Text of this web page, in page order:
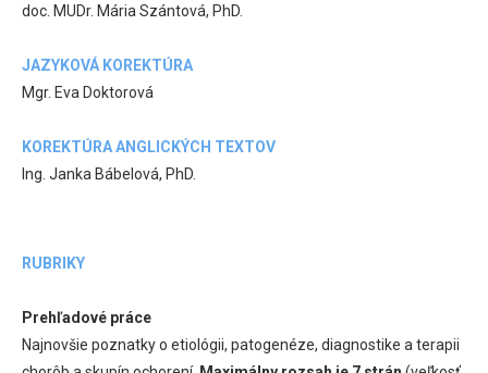
doc. MUDr. Mária Szántová, PhD.
JAZYKOVÁ KOREKTÚRA
Mgr. Eva Doktorová
KOREKTÚRA ANGLICKÝCH TEXTOV
Ing. Janka Bábelová, PhD.
RUBRIKY
Prehľadové práce
Najnovšie poznatky o etiológii, patogenéze, diagnostike a terapii